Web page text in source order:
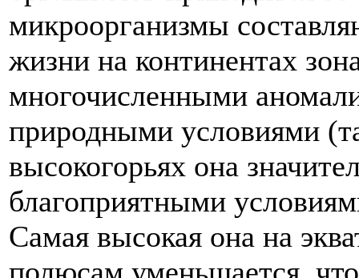
микроорганизмы
жизни на континентах
многочисленными
природными условиями
высокогорьях она
благоприятными
Самая высокая она на